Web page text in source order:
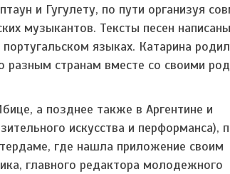
и Гугулету, по пути организуя
музыкантов. Тексты песен
языках. Катарина
странам вместе со своими
а позднее также в Аргентине и
искусства и перформанса),
где нашла приложение своим
главного редактора молодежного